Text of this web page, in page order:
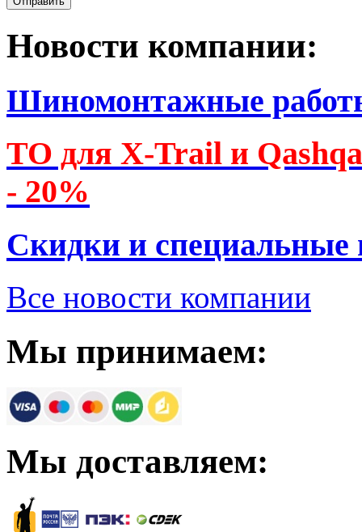
Новости компании:
Шиномонтажные
ТО для X-Trail и
- 20%
Скидки и специальные
Все новости компании
Мы принимаем:
Мы доставляем: